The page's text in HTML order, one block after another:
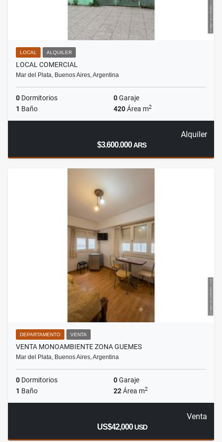
LOCAL ALQUILER
LOCAL COMERCIAL
Mar del Plata, Buenos Aires, Argentina
0 Dormitorios 0Garaje
1 Baño 420Área m2
Alquiler
$3.600.000ARS
DEPARTAMENTO VENTA
VENTA MONOAMBIENTE ZONA GUEMES
Mar del Plata, Buenos Aires, Argentina
0 Dormitorios 0Garaje
1 Baño 22Área m2
Venta
US$42,000USD